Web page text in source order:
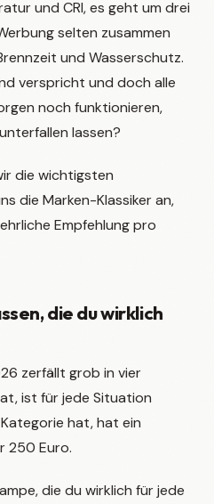
und CRI, es geht um drei
selten zusammen
und Wasserschutz.
verspricht und doch alle
noch funktionieren,
lassen?
die wichtigsten
die Marken-Klassiker an,
Empfehlung pro
die du wirklich
zerfällt grob in vier
ist für jede Situation
hat, hat ein
250 Euro.
die du wirklich für jede